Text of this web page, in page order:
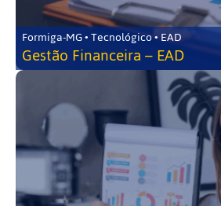
Formiga-MG • Tecnológico • EAD
Gestão Financeira – EAD